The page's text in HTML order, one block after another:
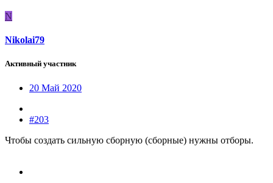
N
Nikolai79
Активный участник
20 Май 2020
#203
Чтобы создать сильную сборную (сборные) нужны отборы.